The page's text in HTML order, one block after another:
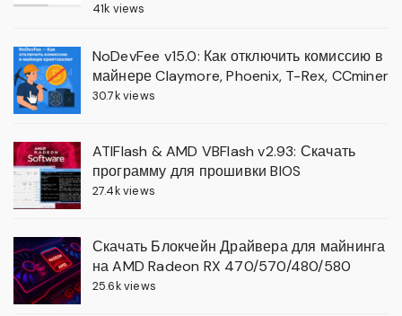
41k views
NoDevFee v15.0: Как отключить комиссию в
майнере Claymore, Phoenix, T-Rex, CCminer
30.7k views
ATIFlash & AMD VBFlash v2.93: Скачать
программу для прошивки BIOS
27.4k views
Скачать Блокчейн Драйвера для майнинга
на AMD Radeon RX 470/570/480/580
25.6k views